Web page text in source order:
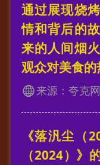
通过展现烧
情和背后的
来的人间烟
观众对美食的
来源：夸克
《落汎尘（
（2024）》